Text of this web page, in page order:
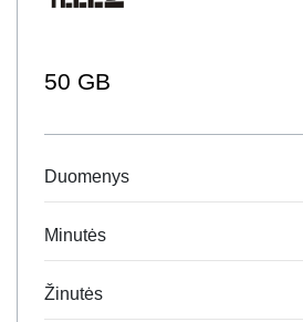
50 GB
Duomenys
Minutės
Žinutės